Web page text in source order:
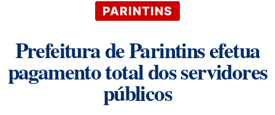
PARINTINS
Prefeitura de Parintins efetua
pagamento total dos servidores
públicos